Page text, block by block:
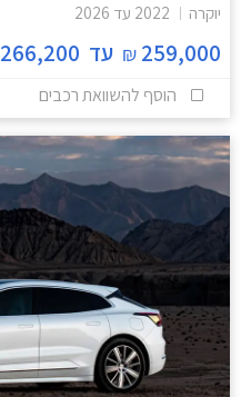
יוקרה 2022 עד 2026
259,000
₪ עד 266,200
הוסף להשוואת רכבים